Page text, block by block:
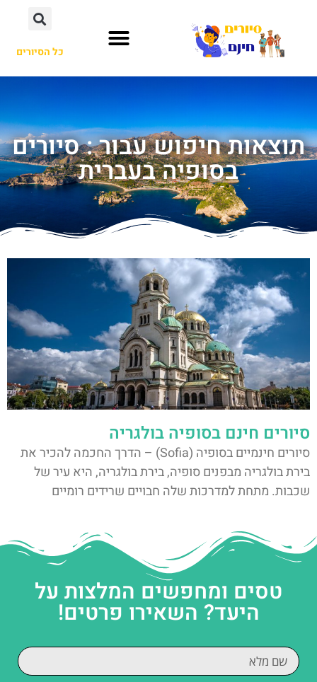
כל הסיורים
תוצאות חיפוש עבור : סיורים
בסופיה בעברית
סיורים חינם בסופיה בולגריה
סיורים חינמיים בסופיה (Sofia) – הדרך החכמה להכיר את
בירת בולגריה מבפנים סופיה, בירת בולגריה, היא עיר של
שכבות. מתחת למדרכות שלה חבויים שרידים רומיים
טסים ומחפשים המלצות על
היעד? השאירו פרטים!